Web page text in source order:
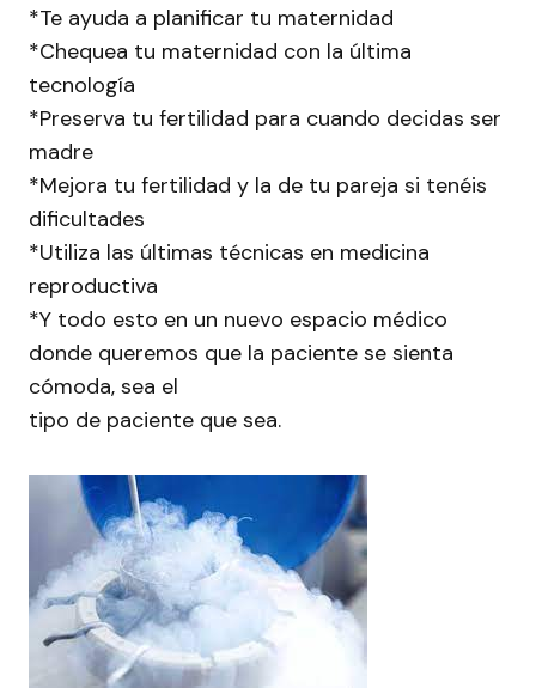
*Te ayuda a planificar tu maternidad
*Chequea tu maternidad con la última
tecnología
*Preserva tu fertilidad para cuando decidas ser
madre
*Mejora tu fertilidad y la de tu pareja si tenéis
dificultades
*Utiliza las últimas técnicas en medicina
reproductiva
*Y todo esto en un nuevo espacio médico
donde queremos que la paciente se sienta
cómoda, sea el
tipo de paciente que sea.